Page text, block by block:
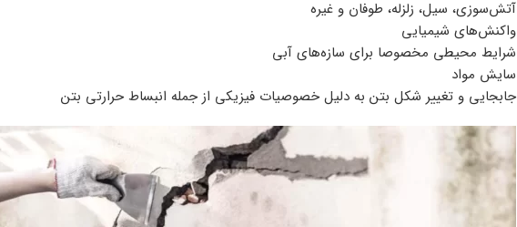
آتش‌سوزی، سیل، زلزله، طوفان و غیره
واکنش‌های شیمیایی
شرایط محیطی مخصوصا برای سازه‌های آبی
سایش مواد
جابجایی و تغییر شکل بتن به دلیل خصوصیات فیزیکی از جمله انبساط حرارتی بتن